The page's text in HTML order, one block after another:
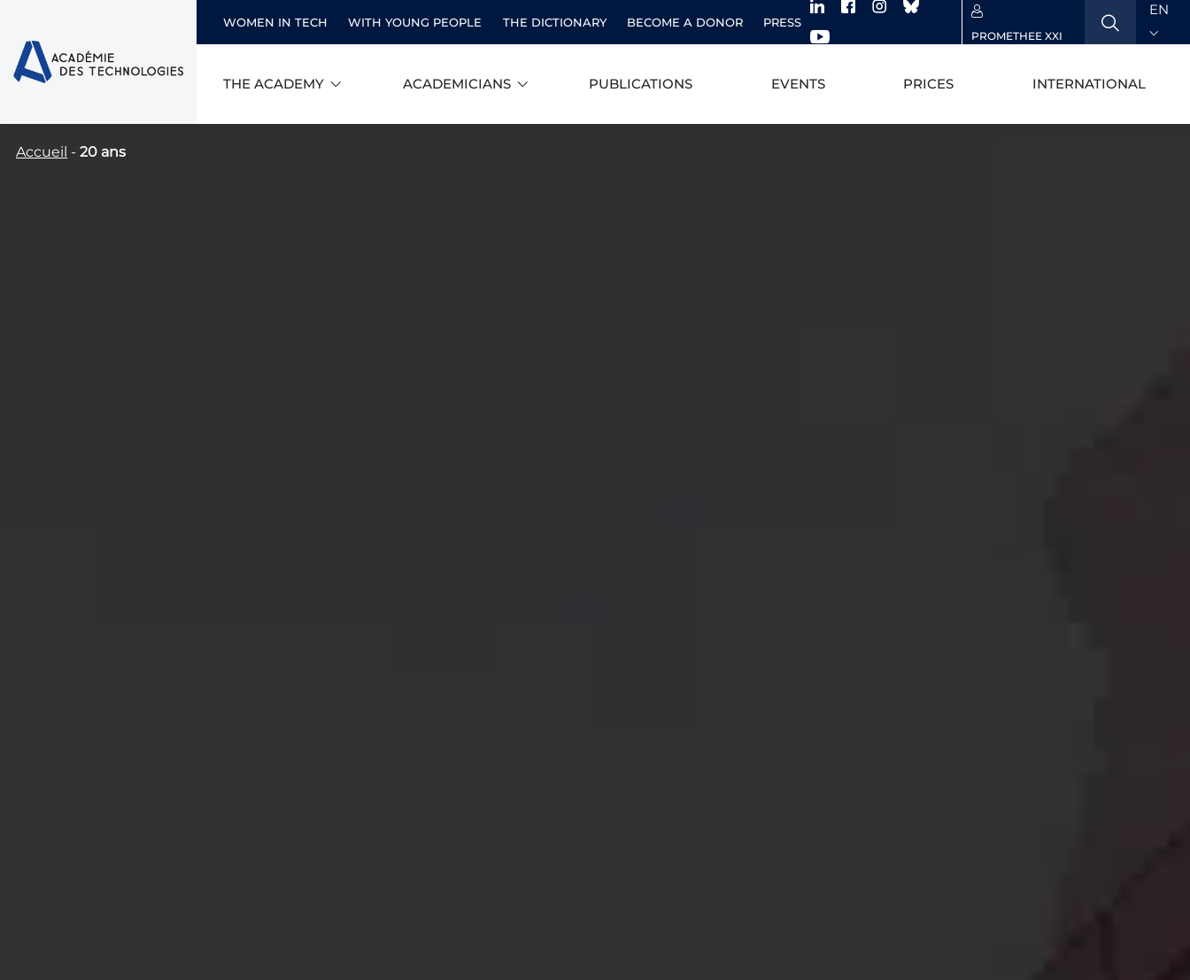
WOMEN IN TECH WITH YOUNG PEOPLE THE DICTIONARY BECOME A DONOR PRESS
PROMETHEE XXI
EN
THE ACADEMY ACADEMICIANS PUBLICATIONS EVENTS PRICES INTERNATIONAL
Accueil - 20 ans